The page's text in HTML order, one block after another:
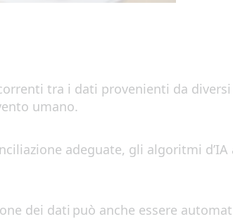
tra i dati provenienti da
umano.
adeguate, gli algoritmi d’IA
dei dati può anche essere